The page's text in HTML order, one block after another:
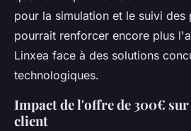
pour la simulation et le suivi des
pourrait renforcer encore plus
Linxea face à des solutions
technologiques.
Impact de l'offre de 300€
client